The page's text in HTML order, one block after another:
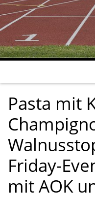
Pasta mit
Friday-
mit AOK